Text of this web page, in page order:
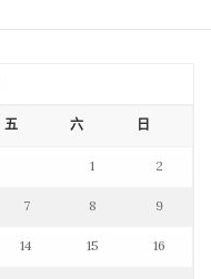
五 六 日
1 2
7 8 9
14 15 16